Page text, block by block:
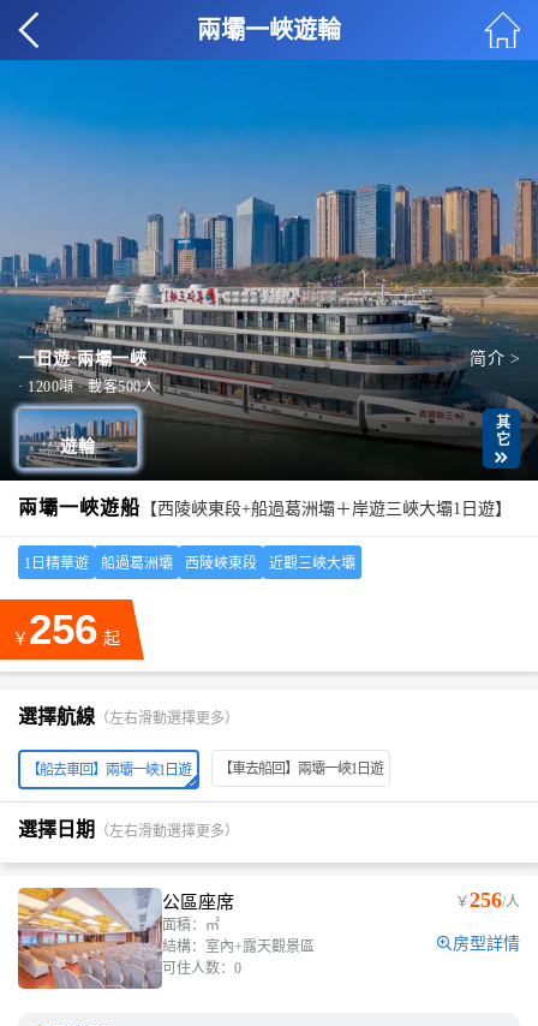
兩壩一峽遊輪
一日遊·兩壩一峽 简介 >
· 1200噸 · 載客500人
遊輪 其它

兩壩一峽遊船 【西陵峽東段+船過葛洲壩＋岸遊三峽大壩1日遊】
1日精華遊 船過葛洲壩 西陵峽東段 近觀三峽大壩
￥ 256 起
選擇航線 （左右滑動選擇更多）
【船去車回】兩壩一峽1日遊 【車去船回】兩壩一峽1日遊
選擇日期 （左右滑動選擇更多）
公區座席
面積：㎡
結構：室內+露天觀景區
可住人数：0
￥256/人
房型詳情